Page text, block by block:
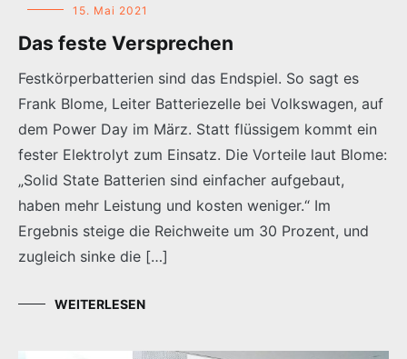
15. Mai 2021
Das feste Versprechen
Festkörperbatterien sind das Endspiel. So sagt es
Frank Blome, Leiter Batteriezelle bei Volkswagen, auf
dem Power Day im März. Statt flüssigem kommt ein
fester Elektrolyt zum Einsatz. Die Vorteile laut Blome:
„Solid State Batterien sind einfacher aufgebaut,
haben mehr Leistung und kosten weniger.“ Im
Ergebnis steige die Reichweite um 30 Prozent, und
zugleich sinke die […]
WEITERLESEN